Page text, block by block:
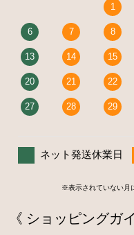
1
6 7 8
13 14 15
20 21 22
27 28 29
ネット発送休業日
※表示されていない月
《 ショッピングガ